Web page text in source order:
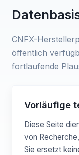
CNFX-
öffentlich
fortlaufende
Vorläufige
Diese Seite
von
Sie ersetzt